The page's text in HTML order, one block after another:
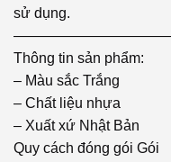
sử dụng.
Thông tin sản phẩm:
– Màu sắc Trắng
– Chất liệu nhựa
– Xuất xứ Nhật Bản
Quy cách đóng gói Gói